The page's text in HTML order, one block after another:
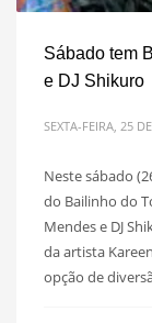
Sábado tem
e DJ Shikuro
SEXTA-FEIRA, 25
Neste sábado
do Bailinho do
Mendes e DJ
da artista
opção de